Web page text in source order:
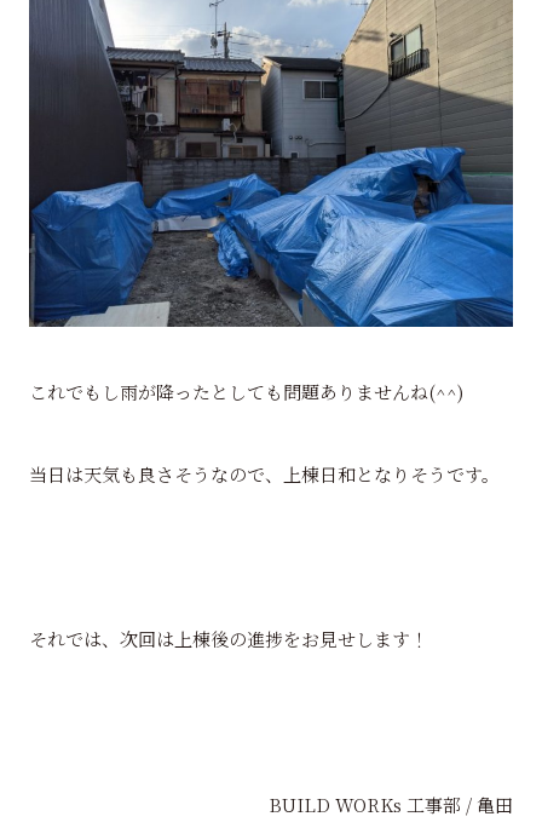
これでもし雨が降ったとしても問題ありませんね(^^)
当日は天気も良さそうなので、上棟日和となりそうです。
それでは、次回は上棟後の進捗をお見せします！
BUILD WORKs 工事部 / 亀田